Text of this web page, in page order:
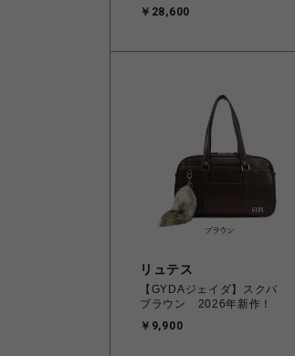
￥28,600
リュテス
【GYDAジェイダ】スクバ
ブラウン 2026年新作！
￥9,900